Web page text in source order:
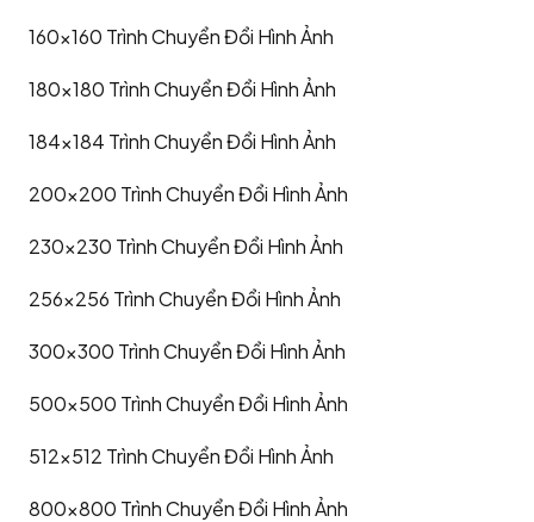
160x160 Trình Chuyển Đổi Hình Ảnh
180x180 Trình Chuyển Đổi Hình Ảnh
184x184 Trình Chuyển Đổi Hình Ảnh
200x200 Trình Chuyển Đổi Hình Ảnh
230x230 Trình Chuyển Đổi Hình Ảnh
256x256 Trình Chuyển Đổi Hình Ảnh
300x300 Trình Chuyển Đổi Hình Ảnh
500x500 Trình Chuyển Đổi Hình Ảnh
512x512 Trình Chuyển Đổi Hình Ảnh
800x800 Trình Chuyển Đổi Hình Ảnh